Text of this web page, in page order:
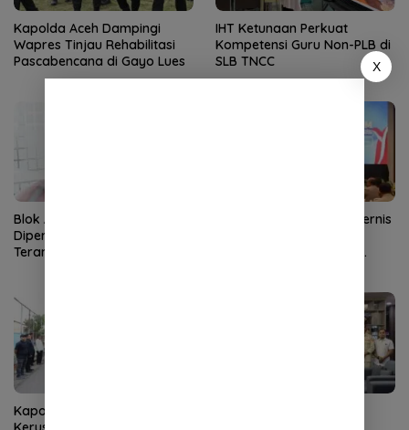
Kapolda Aceh Dampingi
Wapres Tinjau Rehabilitasi
Pascabencana di Gayo Lues
IHT Ketunaan Perkuat
Kompetensi Guru Non-PLB di
SLB TNCC
Blok Andaman
Dipertanyakan, Aceh Kembali
Terancam Jadi Penonton
Kapolda Aceh Buka Rakernis
Kapolda Aceh Tinjau
X